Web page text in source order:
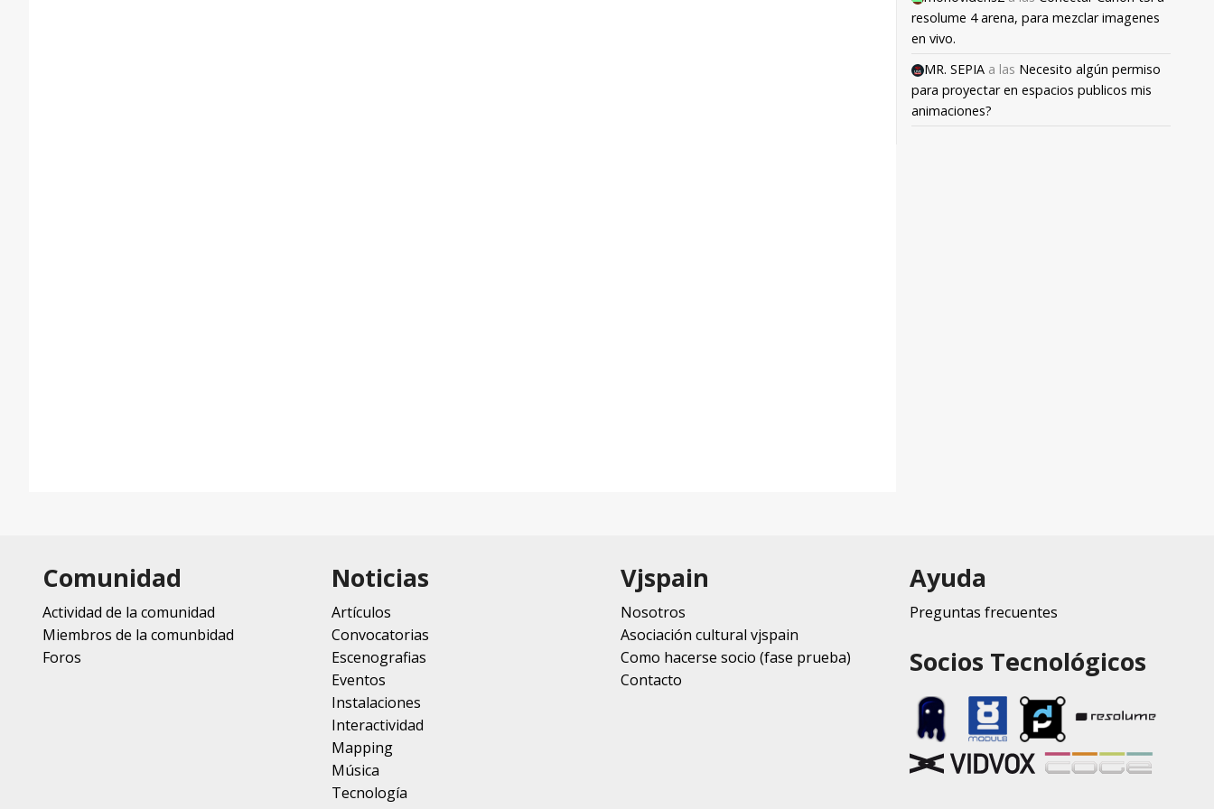
resolume 4 arena, para mezclar imagenes
en vivo.
MR. SEPIA a las Necesito algún permiso
para proyectar en espacios publicos mis
animaciones?
Comunidad
Actividad de la comunidad
Miembros de la comunbidad
Foros
Noticias
Artículos
Convocatorias
Escenografias
Eventos
Instalaciones
Interactividad
Mapping
Música
Tecnología
Vjspain
Nosotros
Asociación cultural vjspain
Como hacerse socio (fase prueba)
Contacto
Ayuda
Preguntas frecuentes
Socios Tecnológicos